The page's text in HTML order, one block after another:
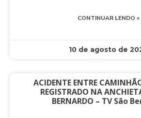
CONTINUAR LENDO »
10 de agosto de
ACIDENTE ENTRE
REGISTRADO NA
BERNARDO – TV São